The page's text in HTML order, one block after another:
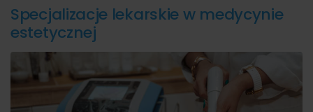
Specjalizacje lekarskie w medycynie
estetycznej